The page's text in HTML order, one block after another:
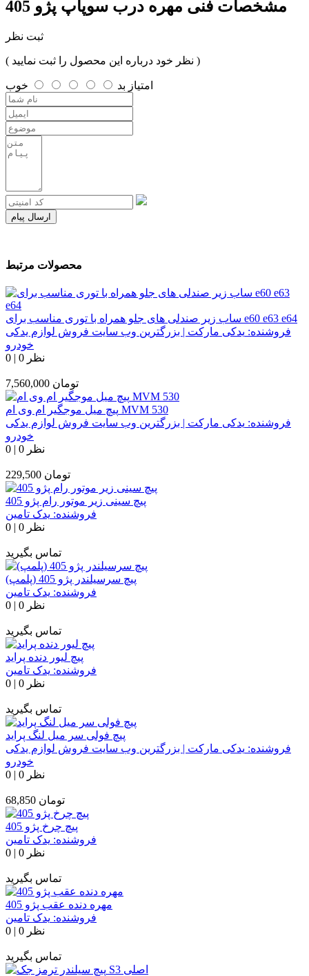
مشخصات فنی مهره درب سوپاپ پژو 405
ثبت نظر
( نظر خود درباره این محصول را ثبت نمایید )
امتیاز بد خوب
ارسال پیام
محصولات مرتبط
ساب زیر صندلی های جلو همراه با توری مناسب برای e60 e63 e64
فروشنده: یدکی مارکت | بزرگترین وب سایت فروش لوازم یدکی
خودرو
0 | 0 نظر
7,560,000 تومان
پیچ میل موجگیر ام وی ام MVM 530
فروشنده: یدکی مارکت | بزرگترین وب سایت فروش لوازم یدکی
خودرو
0 | 0 نظر
229,500 تومان
پیچ سینی زیر موتور رام پژو 405
فروشنده: یدک تامین
0 | 0 نظر
تماس بگیرید
پیچ سرسیلندر پژو 405 (پلمپ)
فروشنده: یدک تامین
0 | 0 نظر
تماس بگیرید
پیچ لیور دنده پراید
فروشنده: یدک تامین
0 | 0 نظر
تماس بگیرید
پیچ فولی سر میل لنگ پراید
فروشنده: یدکی مارکت | بزرگترین وب سایت فروش لوازم یدکی
خودرو
0 | 0 نظر
68,850 تومان
پیچ چرخ پژو 405
فروشنده: یدک تامین
0 | 0 نظر
تماس بگیرید
مهره دنده عقب پژو 405
فروشنده: یدک تامین
0 | 0 نظر
تماس بگیرید